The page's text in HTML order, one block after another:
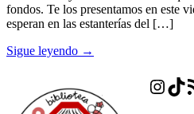
fondos. Te los presentamos en este
esperan en las estanterías del […]
Sigue leyendo →